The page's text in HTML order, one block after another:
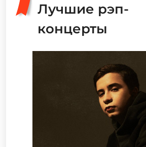
Лучшие рэп-
концерты